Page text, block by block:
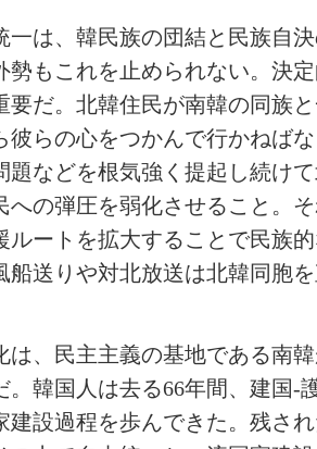
一は、韓民族の団結と民族自
勢もこれを止められない。決
要だ。北韓住民が南韓の同族
彼らの心をつかんで行かねば
題などを根気強く提起し続け
への弾圧を弱化させること。
ルートを拡大することで民族
船送りや対北放送は北韓同胞
は、民主主義の基地である南
。韓国人は去る66年間、建国-
建設過程を歩んできた。残さ